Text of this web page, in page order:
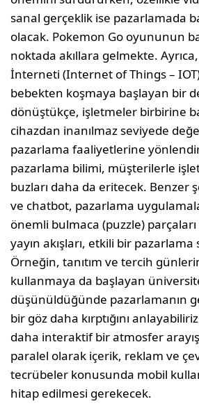
sanal gerçeklik ise pazarlamada
olacak. Pokemon Go oyununun
noktada akıllara gelmekte.
İnterneti (Internet of Things –
bebekten koşmaya başlayan bir
dönüştükçe, işletmeler birbirine
cihazdan inanılmaz seviyede
pazarlama faaliyetlerine
pazarlama bilimi, müşterilerle
buzları daha da eritecek. Benzer
ve chatbot, pazarlama
önemli bulmaca (puzzle) parçaları
yayın akışları, etkili bir pazarlama
Örneğin, tanıtım ve tercih
kullanmaya da başlayan
düşünüldüğünde pazarlamanın
bir göz daha kırptığını
daha interaktif bir atmosfer
paralel olarak içerik, reklam ve
tecrübeler konusunda mobil
hitap edilmesi gerekecek.